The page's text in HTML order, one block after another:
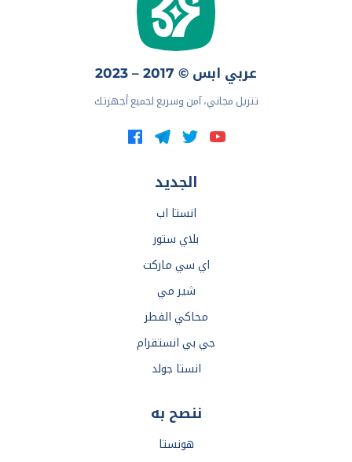
عربي ابس © 2017 – 2023
تنزيل مجاني، آمن وسريع لجميع أجهزتك
الجديد
انستا اب
بلاي ستور
اي سي ماركت
شير مي
محاكي الفطر
جي بي انستقرام
انستا جولد
ننصح به
هونستا